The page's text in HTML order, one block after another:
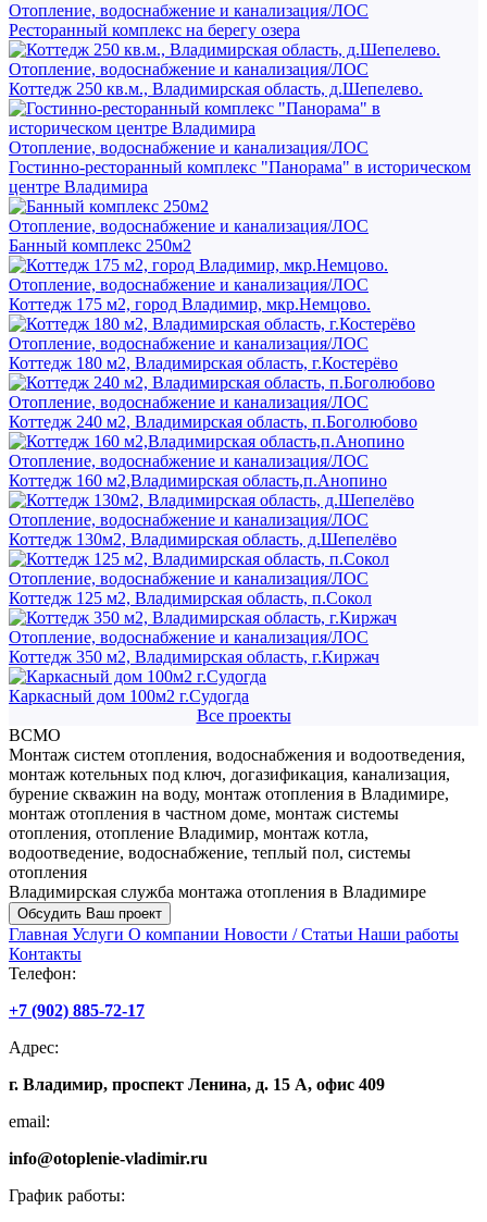
Отопление, водоснабжение и канализация/ЛОС
Ресторанный комплекс на берегу озера
Отопление, водоснабжение и канализация/ЛОС
Коттедж 250 кв.м., Владимирская область, д.Шепелево.
Отопление, водоснабжение и канализация/ЛОС
Гостинно-ресторанный комплекс "Панорама" в историческом
центре Владимира
Отопление, водоснабжение и канализация/ЛОС
Банный комплекс 250м2
Отопление, водоснабжение и канализация/ЛОС
Коттедж 175 м2, город Владимир, мкр.Немцово.
Отопление, водоснабжение и канализация/ЛОС
Коттедж 180 м2, Владимирская область, г.Костерёво
Отопление, водоснабжение и канализация/ЛОС
Коттедж 240 м2, Владимирская область, п.Боголюбово
Отопление, водоснабжение и канализация/ЛОС
Коттедж 160 м2,Владимирская область,п.Анопино
Отопление, водоснабжение и канализация/ЛОС
Коттедж 130м2, Владимирская область, д.Шепелёво
Отопление, водоснабжение и канализация/ЛОС
Коттедж 125 м2, Владимирская область, п.Сокол
Отопление, водоснабжение и канализация/ЛОС
Коттедж 350 м2, Владимирская область, г.Киржач
Каркасный дом 100м2 г.Судогда
Все проекты
ВСМО
Монтаж систем отопления, водоснабжения и водоотведения,
монтаж котельных под ключ, догазификация, канализация,
бурение скважин на воду, монтаж отопления в Владимире,
монтаж отопления в частном доме, монтаж системы
отопления, отопление Владимир, монтаж котла,
водоотведение, водоснабжение, теплый пол, системы
отопления
Владимирская служба монтажа отопления в Владимире
Обсудить Ваш проект
Главная Услуги О компании Новости / Статьи Наши работы
Контакты
Телефон:
+7 (902) 885-72-17
Адрес:
г. Владимир, проспект Ленина, д. 15 А, офис 409
email:
info@otoplenie-vladimir.ru
График работы: